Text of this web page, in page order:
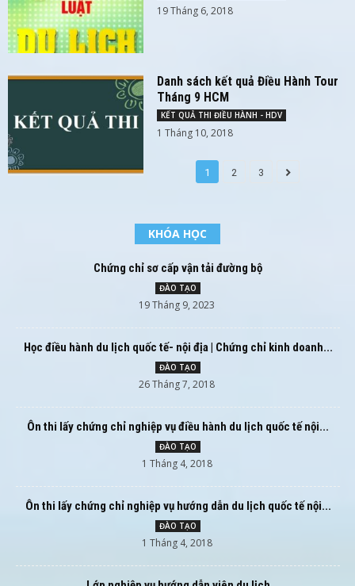
19 Tháng 6, 2018
Danh sách kết quả Điều Hành Tour
Tháng 9 HCM
KẾT QUẢ THI ĐIỀU HÀNH - HDV
1 Tháng 10, 2018
1 2 3
KHÓA HỌC
Chứng chỉ sơ cấp vận tải đường bộ
ĐÀO TẠO
19 Tháng 9, 2023
Học điều hành du lịch quốc tế- nội địa | Chứng chỉ kinh doanh...
ĐÀO TẠO
26 Tháng 7, 2018
Ôn thi lấy chứng chỉ nghiệp vụ điều hành du lịch quốc tế nội...
ĐÀO TẠO
1 Tháng 4, 2018
Ôn thi lấy chứng chỉ nghiệp vụ hướng dẫn du lịch quốc tế nội...
ĐÀO TẠO
1 Tháng 4, 2018